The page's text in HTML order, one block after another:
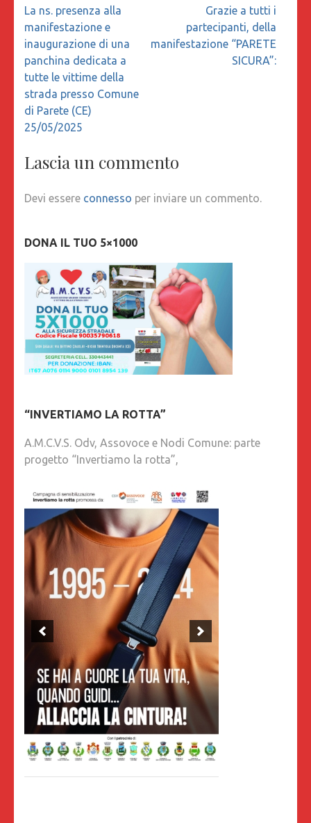
Navigazione
articoli
La ns. presenza alla
manifestazione e
inaugurazione di una
panchina dedicata a
tutte le vittime della
strada presso Comune
di Parete (CE)
25/05/2025
Grazie a tutti i
partecipanti, della
manifestazione “PARETE
SICURA”:
Lascia un commento
Devi essere connesso per inviare un commento.
DONA IL TUO 5×1000
“INVERTIAMO LA ROTTA”
A.M.C.V.S. Odv, Assovoce e Nodi Comune: parte
progetto “Invertiamo la rotta”,